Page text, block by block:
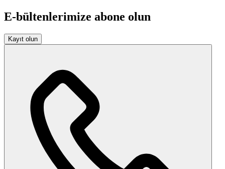
E-bültenlerimize abone olun
Kayıt olun